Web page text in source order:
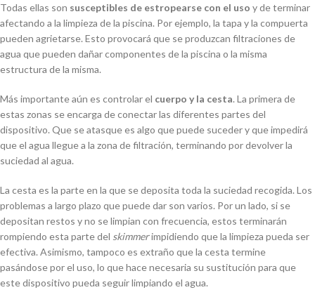
Todas ellas son susceptibles de estropearse con el uso y de terminar
afectando a la limpieza de la piscina. Por ejemplo, la tapa y la compuerta
pueden agrietarse. Esto provocará que se produzcan filtraciones de
agua que pueden dañar componentes de la piscina o la misma
estructura de la misma.
Más importante aún es controlar el cuerpo y la cesta. La primera de
estas zonas se encarga de conectar las diferentes partes del
dispositivo. Que se atasque es algo que puede suceder y que impedirá
que el agua llegue a la zona de filtración, terminando por devolver la
suciedad al agua.
La cesta es la parte en la que se deposita toda la suciedad recogida. Los
problemas a largo plazo que puede dar son varios. Por un lado, si se
depositan restos y no se limpian con frecuencia, estos terminarán
rompiendo esta parte del skimmerimpidiendo que la limpieza pueda ser
efectiva. Asimismo, tampoco es extraño que la cesta termine
pasándose por el uso, lo que hace necesaria su sustitución para que
este dispositivo pueda seguir limpiando el agua.